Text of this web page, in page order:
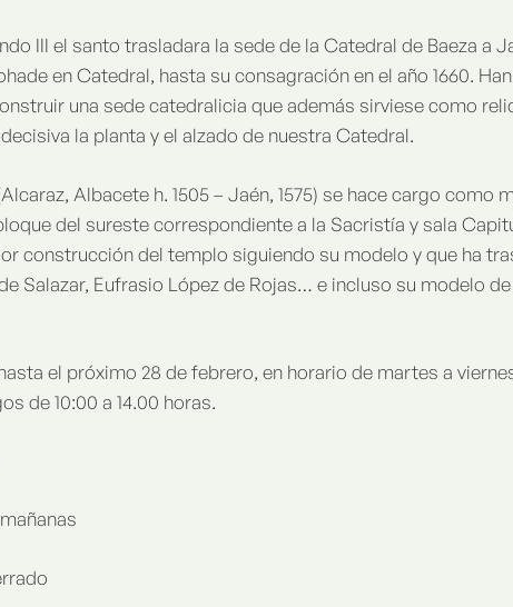
III el santo trasladara la sede de la Catedral de Baeza a
en Catedral, hasta su consagración en el año 1660.
una sede catedralicia que además sirviese como
la planta y el alzado de nuestra Catedral.
Albacete h. 1505 – Jaén, 1575) se hace cargo como
del sureste correspondiente a la Sacristía y sala
construcción del templo siguiendo su modelo y que ha
Salazar, Eufrasio López de Rojas… e incluso su modelo
el próximo 28 de febrero, en horario de martes a viernes
de 10:00 a 14.00 horas.